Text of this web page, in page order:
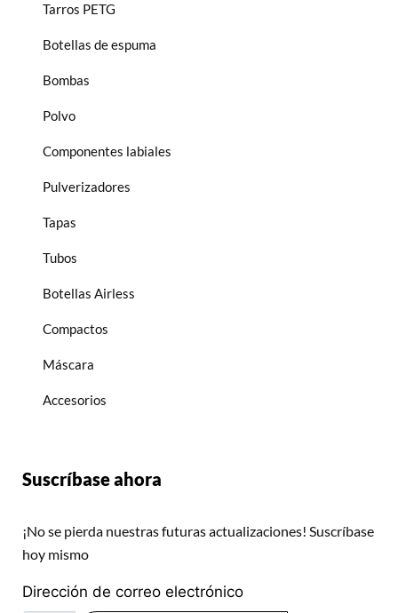
Tarros PETG
Botellas de espuma
Bombas
Polvo
Componentes labiales
Pulverizadores
Tapas
Tubos
Botellas Airless
Compactos
Máscara
Accesorios
Suscríbase ahora
¡No se pierda nuestras futuras actualizaciones! Suscríbase
hoy mismo
Dirección de correo electrónico